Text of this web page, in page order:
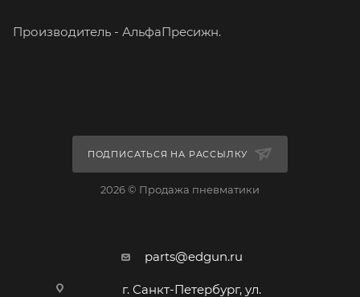
Производитель - АльфаПресижн.
ПОДПИСАТЬСЯ НА РАССЫЛКУ
2026 © Продажа пневматики
parts@edgun.ru
г. Санкт-Петербург, ул.